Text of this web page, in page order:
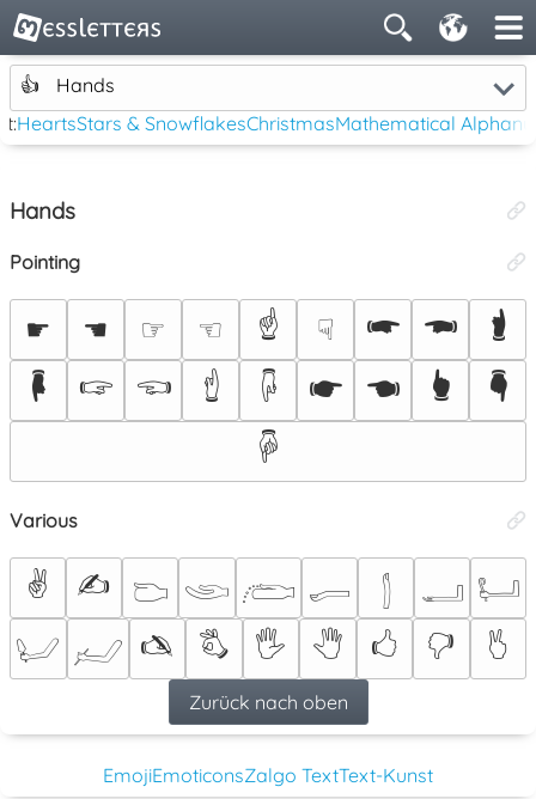
👍
Hands
HeartsStars & SnowflakesChristmasMathematical
Hands
Pointing
☛ ☚ ☞ ☜ ☝ ☟ 🖛 🖚
🖠
🖡
🖙 🖘 🖞 🖟 🖝 🖜 🖢
🖣
🖗
Various
✌ ✍ 𓂬 𓂩 𓂨 𓂷 𓂭 𓂝 𓂡
𓂦 𓃈 🖎 🖏 🖐 🖑 🖒 🖓 🖔
Zurück nach oben
EmojiEmoticonsZalgo TextText-Kunst